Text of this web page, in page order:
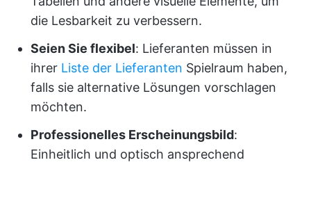
die Lesbarkeit zu verbessern.
Seien Sie flexibel: Lieferanten müssen in
ihrer Liste der Lieferanten Spielraum haben,
falls sie alternative Lösungen vorschlagen
möchten.
Professionelles Erscheinungsbild:
Einheitlich und optisch ansprechend